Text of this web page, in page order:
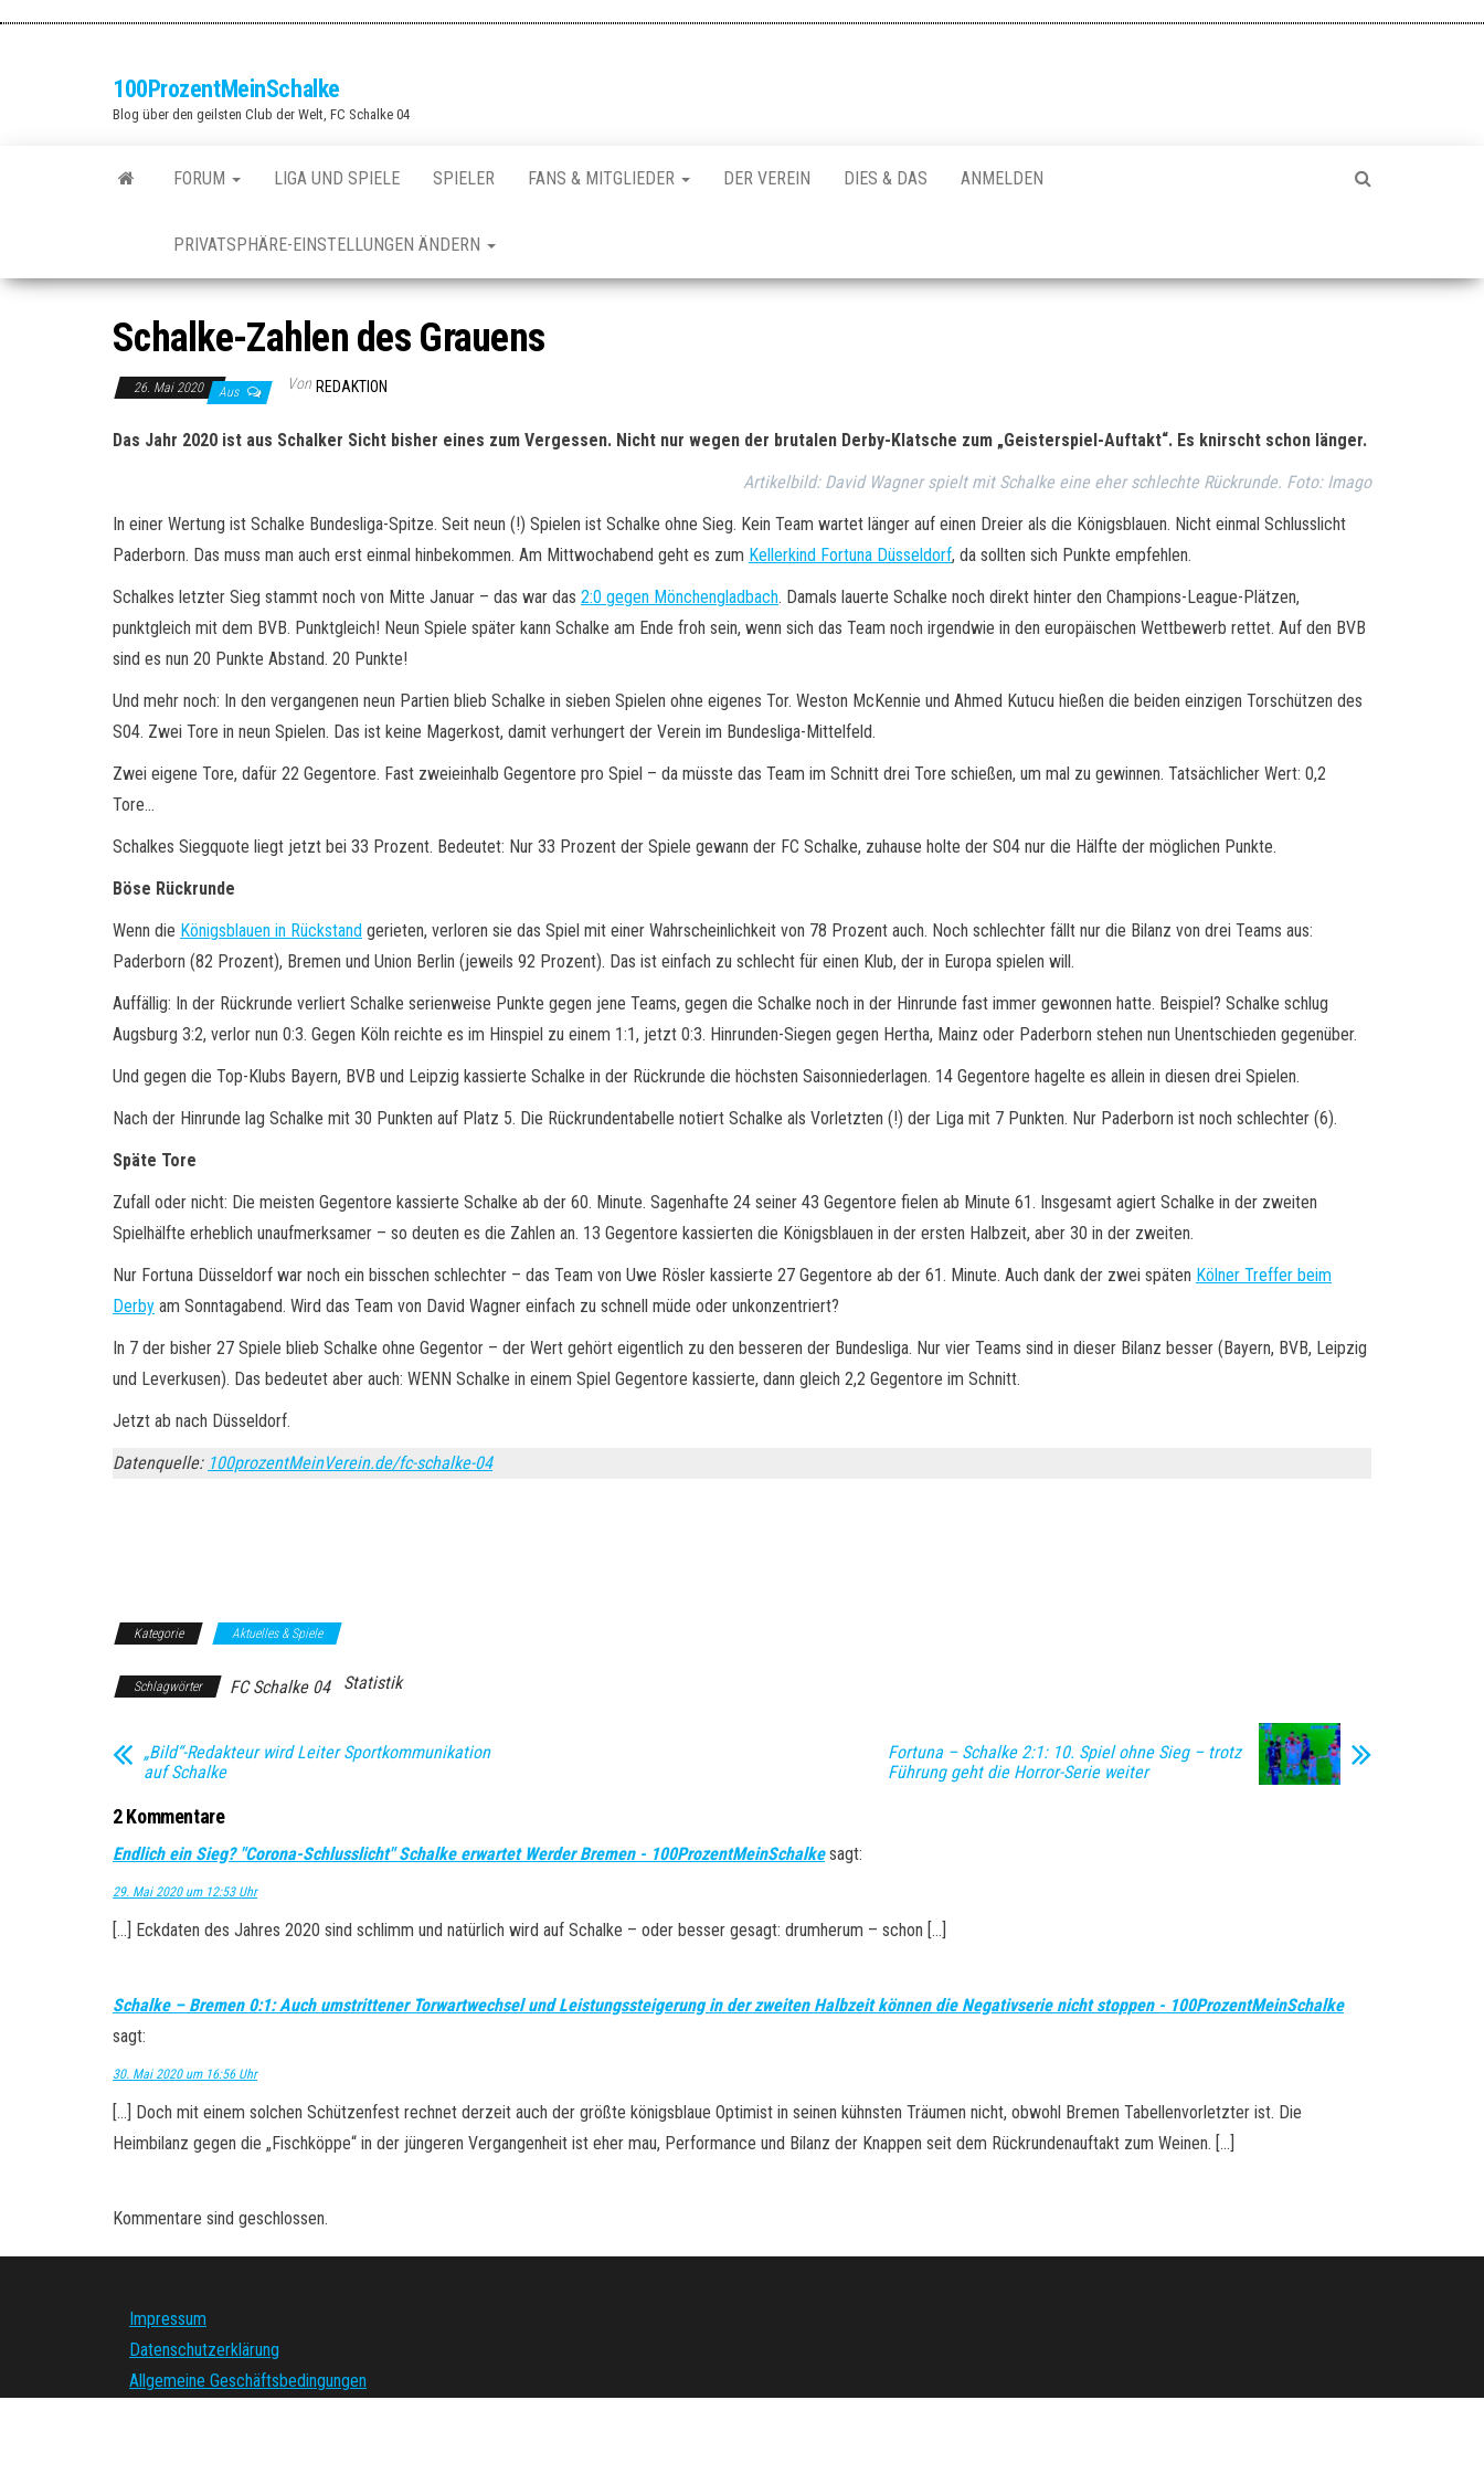
100ProzentMeinSchalke
Blog über den geilsten Club der Welt, FC Schalke 04
FORUM LIGA UND SPIELE SPIELER FANS & MITGLIEDER DER VEREIN DIES & DAS ANMELDEN
PRIVATSPHÄRE-EINSTELLUNGEN ÄNDERN
Schalke-Zahlen des Grauens
26. Mai 2020 Aus Von REDAKTION
Das Jahr 2020 ist aus Schalker Sicht bisher eines zum Vergessen. Nicht nur wegen der brutalen Derby-Klatsche zum „Geisterspiel-Auftakt“. Es knirscht schon länger.
Artikelbild: David Wagner spielt mit Schalke eine eher schlechte Rückrunde. Foto: Imago
In einer Wertung ist Schalke Bundesliga-Spitze. Seit neun (!) Spielen ist Schalke ohne Sieg. Kein Team wartet länger auf einen Dreier als die Königsblauen. Nicht einmal Schlusslicht
Paderborn. Das muss man auch erst einmal hinbekommen. Am Mittwochabend geht es zum Kellerkind Fortuna Düsseldorf, da sollten sich Punkte empfehlen.
Schalkes letzter Sieg stammt noch von Mitte Januar – das war das 2:0 gegen Mönchengladbach. Damals lauerte Schalke noch direkt hinter den Champions-League-Plätzen,
punktgleich mit dem BVB. Punktgleich! Neun Spiele später kann Schalke am Ende froh sein, wenn sich das Team noch irgendwie in den europäischen Wettbewerb rettet. Auf den BVB
sind es nun 20 Punkte Abstand. 20 Punkte!
Und mehr noch: In den vergangenen neun Partien blieb Schalke in sieben Spielen ohne eigenes Tor. Weston McKennie und Ahmed Kutucu hießen die beiden einzigen Torschützen des
S04. Zwei Tore in neun Spielen. Das ist keine Magerkost, damit verhungert der Verein im Bundesliga-Mittelfeld.
Zwei eigene Tore, dafür 22 Gegentore. Fast zweieinhalb Gegentore pro Spiel – da müsste das Team im Schnitt drei Tore schießen, um mal zu gewinnen. Tatsächlicher Wert: 0,2
Tore…
Schalkes Siegquote liegt jetzt bei 33 Prozent. Bedeutet: Nur 33 Prozent der Spiele gewann der FC Schalke, zuhause holte der S04 nur die Hälfte der möglichen Punkte.
Böse Rückrunde
Wenn die Königsblauen in Rückstand gerieten, verloren sie das Spiel mit einer Wahrscheinlichkeit von 78 Prozent auch. Noch schlechter fällt nur die Bilanz von drei Teams aus:
Paderborn (82 Prozent), Bremen und Union Berlin (jeweils 92 Prozent). Das ist einfach zu schlecht für einen Klub, der in Europa spielen will.
Auffällig: In der Rückrunde verliert Schalke serienweise Punkte gegen jene Teams, gegen die Schalke noch in der Hinrunde fast immer gewonnen hatte. Beispiel? Schalke schlug
Augsburg 3:2, verlor nun 0:3. Gegen Köln reichte es im Hinspiel zu einem 1:1, jetzt 0:3. Hinrunden-Siegen gegen Hertha, Mainz oder Paderborn stehen nun Unentschieden gegenüber.
Und gegen die Top-Klubs Bayern, BVB und Leipzig kassierte Schalke in der Rückrunde die höchsten Saisonniederlagen. 14 Gegentore hagelte es allein in diesen drei Spielen.
Nach der Hinrunde lag Schalke mit 30 Punkten auf Platz 5. Die Rückrundentabelle notiert Schalke als Vorletzten (!) der Liga mit 7 Punkten. Nur Paderborn ist noch schlechter (6).
Späte Tore
Zufall oder nicht: Die meisten Gegentore kassierte Schalke ab der 60. Minute. Sagenhafte 24 seiner 43 Gegentore fielen ab Minute 61. Insgesamt agiert Schalke in der zweiten
Spielhälfte erheblich unaufmerksamer – so deuten es die Zahlen an. 13 Gegentore kassierten die Königsblauen in der ersten Halbzeit, aber 30 in der zweiten.
Nur Fortuna Düsseldorf war noch ein bisschen schlechter – das Team von Uwe Rösler kassierte 27 Gegentore ab der 61. Minute. Auch dank der zwei späten Kölner Treffer beim
Derby am Sonntagabend. Wird das Team von David Wagner einfach zu schnell müde oder unkonzentriert?
In 7 der bisher 27 Spiele blieb Schalke ohne Gegentor – der Wert gehört eigentlich zu den besseren der Bundesliga. Nur vier Teams sind in dieser Bilanz besser (Bayern, BVB, Leipzig
und Leverkusen). Das bedeutet aber auch: WENN Schalke in einem Spiel Gegentore kassierte, dann gleich 2,2 Gegentore im Schnitt.
Jetzt ab nach Düsseldorf.
Datenquelle: 100prozentMeinVerein.de/fc-schalke-04
Kategorie Aktuelles & Spiele
Schlagwörter FC Schalke 04 Statistik
„Bild“-Redakteur wird Leiter Sportkommunikation
auf Schalke
Fortuna – Schalke 2:1: 10. Spiel ohne Sieg – trotz
Führung geht die Horror-Serie weiter
2 Kommentare
Endlich ein Sieg? "Corona-Schlusslicht" Schalke erwartet Werder Bremen - 100ProzentMeinSchalke sagt:
29. Mai 2020 um 12:53 Uhr
[…] Eckdaten des Jahres 2020 sind schlimm und natürlich wird auf Schalke – oder besser gesagt: drumherum – schon […]
Schalke – Bremen 0:1: Auch umstrittener Torwartwechsel und Leistungssteigerung in der zweiten Halbzeit können die Negativserie nicht stoppen - 100ProzentMeinSchalke
sagt:
30. Mai 2020 um 16:56 Uhr
[…] Doch mit einem solchen Schützenfest rechnet derzeit auch der größte königsblaue Optimist in seinen kühnsten Träumen nicht, obwohl Bremen Tabellenvorletzter ist. Die
Heimbilanz gegen die „Fischköppe“ in der jüngeren Vergangenheit ist eher mau, Performance und Bilanz der Knappen seit dem Rückrundenauftakt zum Weinen. […]
Kommentare sind geschlossen.
Impressum
Datenschutzerklärung
Allgemeine Geschäftsbedingungen